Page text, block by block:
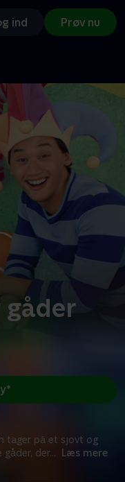
ind Prøv nu
gåder
tager på et sjovt og
der... Læs mere